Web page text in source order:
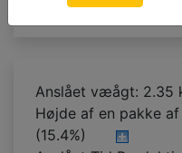
Anslået væågt: 2.35
Højde af en pakke
(15.4%)